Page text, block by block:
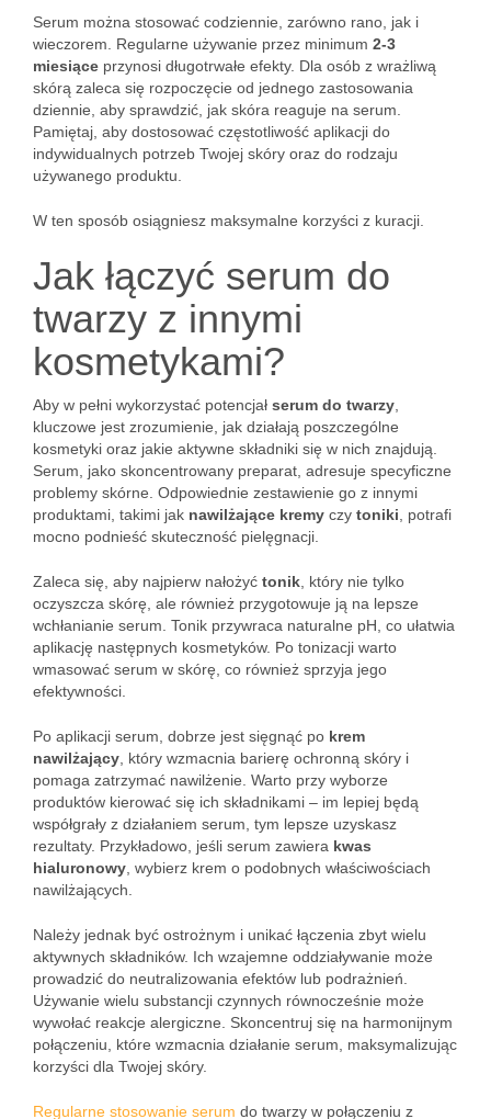
Serum można stosować codziennie, zarówno rano, jak i
wieczorem. Regularne używanie przez minimum 2-3
miesiące przynosi długotrwałe efekty. Dla osób z wrażliwą
skórą zaleca się rozpoczęcie od jednego zastosowania
dziennie, aby sprawdzić, jak skóra reaguje na serum.
Pamiętaj, aby dostosować częstotliwość aplikacji do
indywidualnych potrzeb Twojej skóry oraz do rodzaju
używanego produktu.
W ten sposób osiągniesz maksymalne korzyści z kuracji.
Jak łączyć serum do
twarzy z innymi
kosmetykami?
Aby w pełni wykorzystać potencjał serum do twarzy
kluczowe jest zrozumienie, jak działają poszczególne
kosmetyki oraz jakie aktywne składniki się w nich znajdują.
Serum, jako skoncentrowany preparat, adresuje specyficzne
problemy skórne. Odpowiednie zestawienie go z innymi
produktami, takimi jak nawilżające kremy czy toniki , potrafi
mocno podnieść skuteczność pielęgnacji.
Zaleca się, aby najpierw nałożyć tonik , który nie tylko
oczyszcza skórę, ale również przygotowuje ją na lepsze
wchłanianie serum. Tonik przywraca naturalne pH, co ułatwia
aplikację następnych kosmetyków. Po tonizacji warto
wmasować serum w skórę, co również sprzyja jego
efektywności.
Po aplikacji serum, dobrze jest sięgnąć po krem
nawilżający , który wzmacnia barierę ochronną skóry i
pomaga zatrzymać nawilżenie. Warto przy wyborze
produktów kierować się ich składnikami – im lepiej będą
współgrały z działaniem serum, tym lepsze uzyskasz
rezultaty. Przykładowo, jeśli serum zawiera kwas
hialuronowy , wybierz krem o podobnych właściwościach
nawilżających.
Należy jednak być ostrożnym i unikać łączenia zbyt wielu
aktywnych składników. Ich wzajemne oddziaływanie może
prowadzić do neutralizowania efektów lub podrażnień.
Używanie wielu substancji czynnych równocześnie może
wywołać reakcje alergiczne. Skoncentruj się na harmonijnym
połączeniu, które wzmacnia działanie serum, maksymalizując
korzyści dla Twojej skóry.
Regularne stosowanie serum do twarzy w połączeniu z